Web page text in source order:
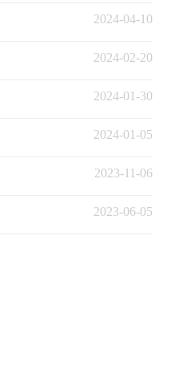
2024-04-10
2024-02-20
2024-01-30
2024-01-05
2023-11-06
2023-06-05